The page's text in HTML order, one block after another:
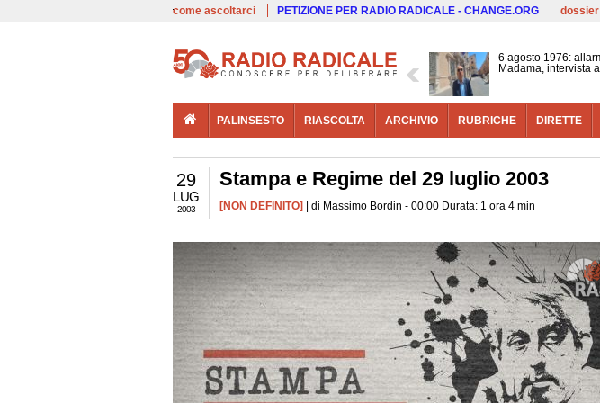
come ascoltarci PETIZIONE PER RADIO RADICALE - CHANGE.ORG
6 agosto 1976:
Madama, intervista
PALINSESTO RIASCOLTA ARCHIVIO RUBRICHE DIRETTE
29
LUG
2003
Stampa e Regime del 29 luglio 2003
[NON DEFINITO] | di Massimo Bordin - 00:00 Durata: 1 ora 4 min